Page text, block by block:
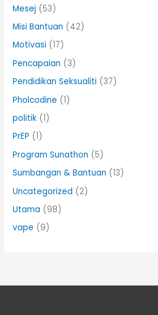
Mesej (53)
Misi Bantuan (42)
Motivasi (17)
Pencapaian (3)
Pendidikan Seksualiti (37)
Pholcodine (1)
politik (1)
PrEP (1)
Program Sunathon (5)
Sumbangan & Bantuan (13)
Uncategorized (2)
Utama (98)
vape (9)